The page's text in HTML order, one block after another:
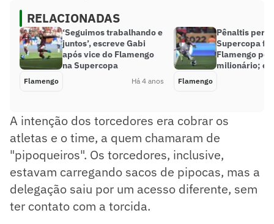
RELACIONADAS
‘Seguimos trabalhando e
juntos’, escreve Gabi
após vice do Flamengo
na Supercopa
Flamengo Há 4 anos
Pênaltis
Supercopa
Flamengo
milionário;
Flamengo
A intenção dos torcedores era cobrar os
atletas e o time, a quem chamaram de
"pipoqueiros". Os torcedores, inclusive,
estavam carregando sacos de pipocas, mas a
delegação saiu por um acesso diferente, sem
ter contato com a torcida.